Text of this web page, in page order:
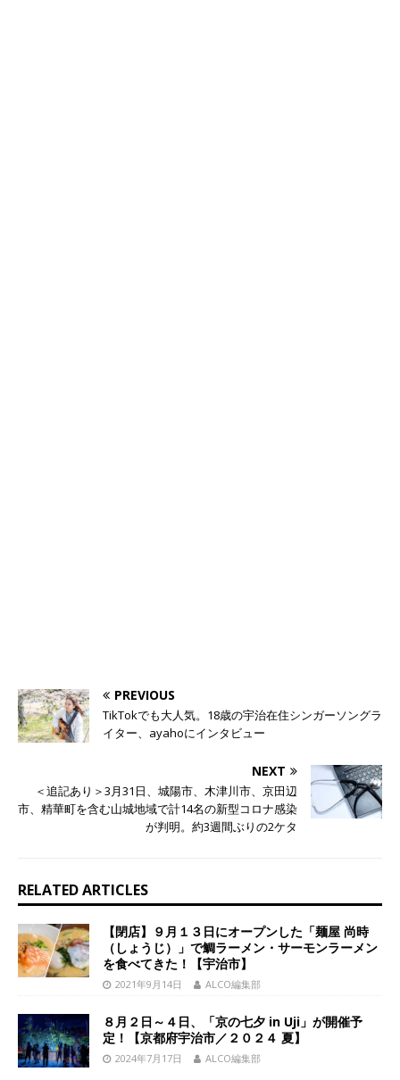
PREVIOUS
TikTokでも大人気。18歳の宇治在住シンガーソングラ
イター、ayahoにインタビュー
NEXT
＜追記あり＞3月31日、城陽市、木津川市、京田辺
市、精華町を含む山城地域で計14名の新型コロナ感染
が判明。約3週間ぶりの2ケタ
RELATED ARTICLES
【閉店】９月１３日にオープンした「麺屋 尚時
（しょうじ）」で鯛ラーメン・サーモンラーメン
を食べてきた！【宇治市】
2021年9月14日 ALCO編集部
８月２日～４日、「京の七夕 in Uji」が開催予
定！【京都府宇治市／２０２４ 夏】
2024年7月17日 ALCO編集部